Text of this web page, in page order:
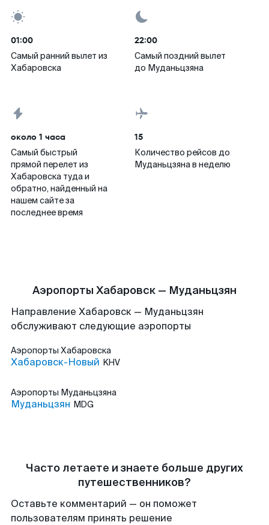
01:00
Самый ранний вылет из
Хабаровска
22:00
Самый поздний вылет
до Муданьцзяна
около 1 часа
Самый быстрый
прямой перелет из
Хабаровска туда и
обратно, найденный на
нашем сайте за
последнее время
15
Количество рейсов до
Муданьцзяна в неделю
Аэропорты Хабаровск — Муданьцзян
Направление Хабаровск — Муданьцзян
обслуживают следующие аэропорты
Аэропорты Хабаровска
Хабаровск-Новый KHV
Аэропорты Муданьцзяна
Муданьцзян MDG
Часто летаете и знаете больше других
путешественников?
Оставьте комментарий — он поможет
пользователям принять решение